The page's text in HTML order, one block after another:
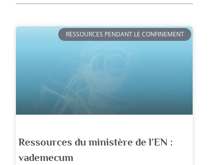
RESSOURCES PENDANT LE CONFINEMENT
Ressources du ministère de l’EN :
vademecum